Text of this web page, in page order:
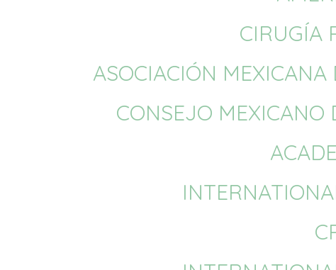
CIRUGÍA
ASOCIACIÓN MEXICANA
CONSEJO MEXICANO